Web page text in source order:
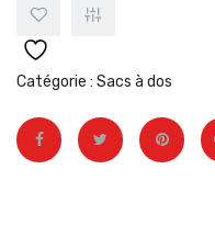
Catégorie : Sacs à dos